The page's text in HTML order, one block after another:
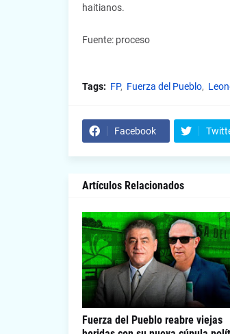
haitianos.
Fuente: proceso
Tags: FP Fuerza del Pueblo
Facebook
Artículos Relacionados
Fuerza del Pueblo reabre viejas